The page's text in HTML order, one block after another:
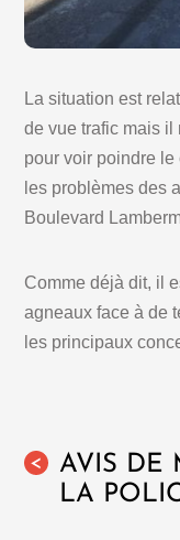
La situation est
de vue trafic mais il
pour voir poindre
les problèmes des
Boulevard
Comme déjà dit, il
agneaux face à de
les principaux
<
AVIS DE
LA